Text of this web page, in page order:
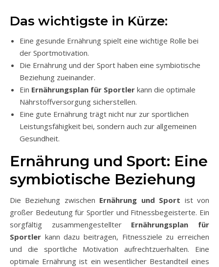
Das wichtigste in Kürze:
Eine gesunde Ernährung spielt eine wichtige Rolle bei
der Sportmotivation.
Die Ernährung und der Sport haben eine symbiotische
Beziehung zueinander.
Ein Ernährungsplan für Sportler kann die optimale
Nährstoffversorgung sicherstellen.
Eine gute Ernährung trägt nicht nur zur sportlichen
Leistungsfähigkeit bei, sondern auch zur allgemeinen
Gesundheit.
Ernährung und Sport: Eine
symbiotische Beziehung
Die Beziehung zwischen Ernährung und Sport ist von
großer Bedeutung für Sportler und Fitnessbegeisterte. Ein
sorgfältig zusammengestellter Ernährungsplan für
Sportler kann dazu beitragen, Fitnessziele zu erreichen
und die sportliche Motivation aufrechtzuerhalten. Eine
optimale Ernährung ist ein wesentlicher Bestandteil eines